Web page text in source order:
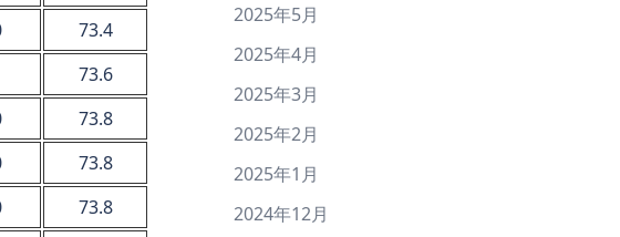
73.4
73.6
73.8
73.8
73.8
2025年5月
2025年4月
2025年3月
2025年2月
2025年1月
2024年12月